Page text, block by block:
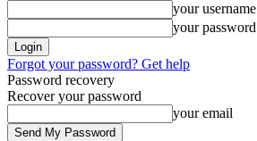
your username
your password
Forgot your password? Get help
Password recovery
Recover your password
your email